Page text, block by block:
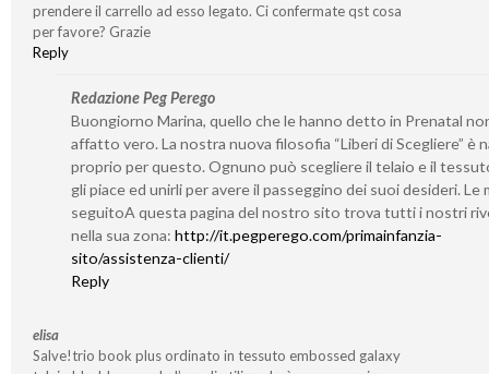
prendere il carrello ad esso legato. Ci confermate qst cosa
per favore? Grazie
Reply
Redazione Peg Perego
Buongiorno Marina, quello che le hanno detto in Prenatal
affatto vero. La nostra nuova filosofia “Liberi di Scegliere” è
proprio per questo. Ognuno può scegliere il telaio e il
gli piace ed unirli per avere il passeggino dei suoi desideri. Le
seguitoA questa pagina del nostro sito trova tutti i nostri
nella sua zona: http://it.pegperego.com/primainfanzia-
sito/assistenza-clienti/
Reply
elisa
Salve!trio book plus ordinato in tessuto embossed galaxy